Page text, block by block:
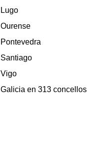
Lugo
Ourense
Pontevedra
Santiago
Vigo
Galicia en 313 concellos